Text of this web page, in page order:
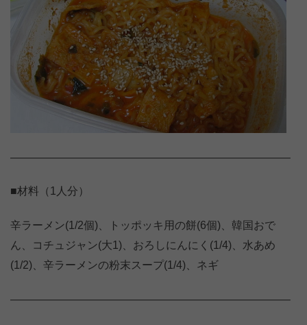
—————————————————————————–
■材料（1人分）
辛ラーメン(1/2個)、トッポッキ用の餅(6個)、韓国おで
ん、コチュジャン(大1)、おろしにんにく(1/4)、水あめ
(1/2)、辛ラーメンの粉末スープ(1/4)、ネギ
—————————————————————————–